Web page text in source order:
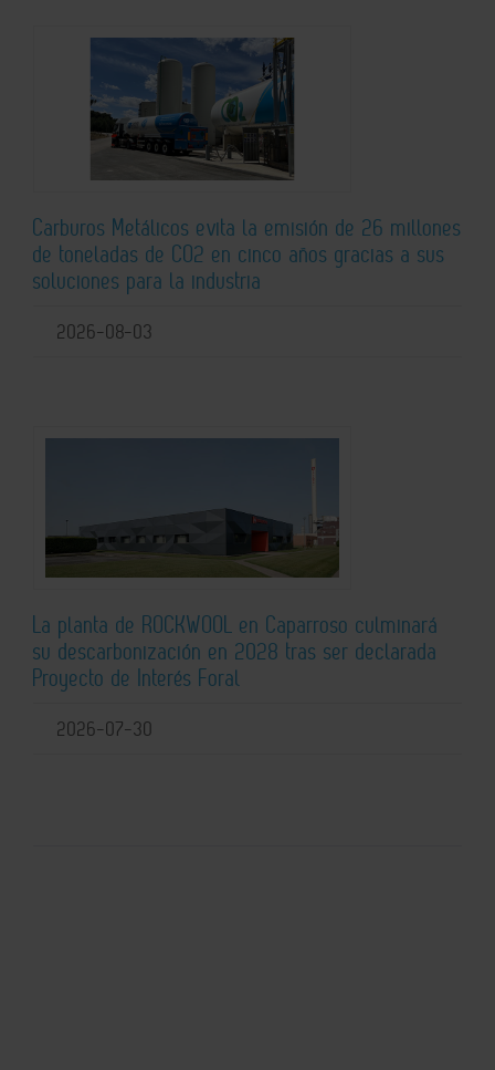
Carburos Metálicos evita la emisión de 26 millones
de toneladas de CO2 en cinco años gracias a sus
soluciones para la industria
2026-08-03
La planta de ROCKWOOL en Caparroso culminará
su descarbonización en 2028 tras ser declarada
Proyecto de Interés Foral
2026-07-30